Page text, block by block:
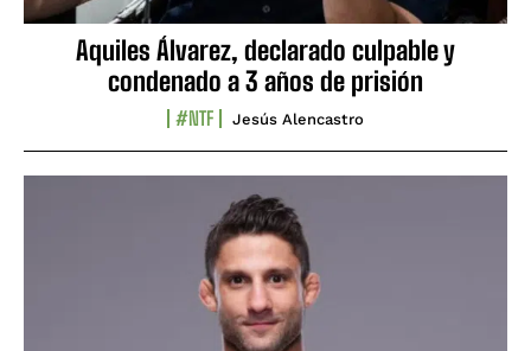
Aquiles Álvarez, declarado culpable y
condenado a 3 años de prisión
#NTF Jesús Alencastro